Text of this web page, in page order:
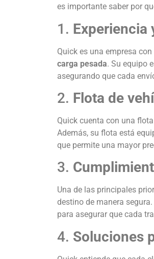
es importante saber por
1. Experiencia
Quick es una empresa
carga pesada. Su equipo
asegurando que cada
2. Flota de
Quick cuenta con una
Además, su flota está
que permite una mayor
3.
Una de las principales
destino de manera
para asegurar que cada
4. Soluciones